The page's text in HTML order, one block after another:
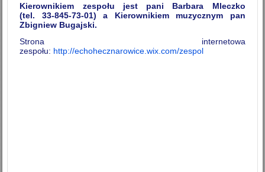
Kierownikiem zespołu jest pani Barbara Mleczko
(tel. 33-845-73-01) a Kierownikiem muzycznym pan
Zbigniew Bugajski.
Strona internetowa
zespołu: http://echohecznarowice.wix.com/zespol